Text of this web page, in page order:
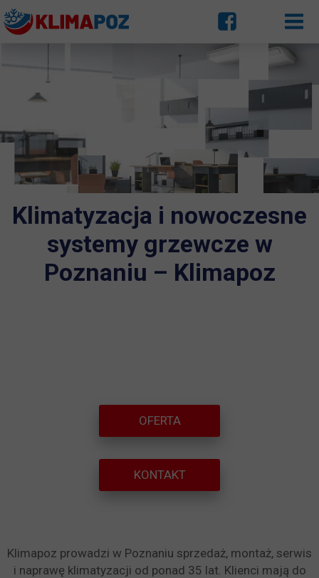
OFERTA
KONTAKT
Klimatyzacja i nowoczesne
systemy grzewcze w
Poznaniu – Klimapoz
Klimapoz prowadzi w Poznaniu sprzedaż, montaż, serwis
i naprawę klimatyzacji od ponad 35 lat. Klienci mają do